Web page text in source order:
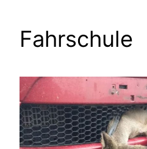
Fahrschule